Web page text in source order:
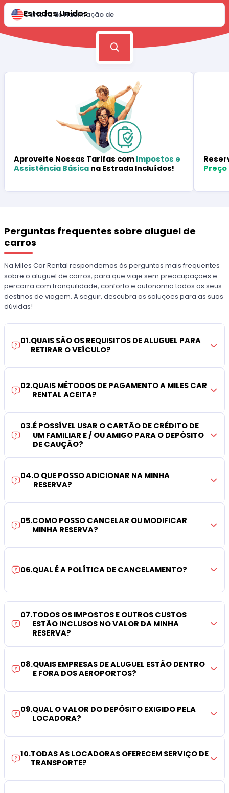
Carteira de Habilitação de
Estados Unidos
Aproveite Nossas Tarifas com Impostos e
Assistência Básica na Estrada Incluídos!
Preço
Perguntas frequentes sobre aluguel de
carros
Na Miles Car Rental respondemos às perguntas mais frequentes
sobre o aluguel de carros, para que viaje sem preocupações e
percorra com tranquilidade, conforto e autonomia todos os seus
destinos de viagem. A seguir, descubra as soluções para as suas
dúvidas!
01.QUAIS SÃO OS REQUISITOS DE ALUGUEL PARA
RETIRAR O VEÍCULO?
02.QUAIS MÉTODOS DE PAGAMENTO A MILES CAR
RENTAL ACEITA?
03.É POSSÍVEL USAR O CARTÃO DE CRÉDITO DE
UM FAMILIAR E / OU AMIGO PARA O DEPÓSITO
DE CAUÇÃO?
04.O QUE POSSO ADICIONAR NA MINHA
RESERVA?
05.COMO POSSO CANCELAR OU MODIFICAR
MINHA RESERVA?
06.QUAL É A POLÍTICA DE CANCELAMENTO?
07.TODOS OS IMPOSTOS E OUTROS CUSTOS
ESTÃO INCLUSOS NO VALOR DA MINHA
RESERVA?
08.QUAIS EMPRESAS DE ALUGUEL ESTÃO DENTRO
E FORA DOS AEROPORTOS?
09.QUAL O VALOR DO DEPÓSITO EXIGIDO PELA
LOCADORA?
10.TODAS AS LOCADORAS OFERECEM SERVIÇO DE
TRANSPORTE?